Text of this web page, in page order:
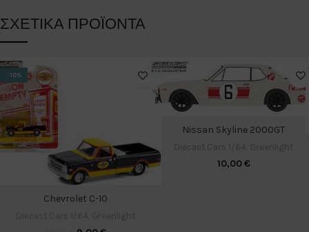
ΣΧΕΤΙΚΆ ΠΡΟΪΌΝΤΑ
-10%
Chevrolet C-10
Nissan Skyline 2000GT
10,00€